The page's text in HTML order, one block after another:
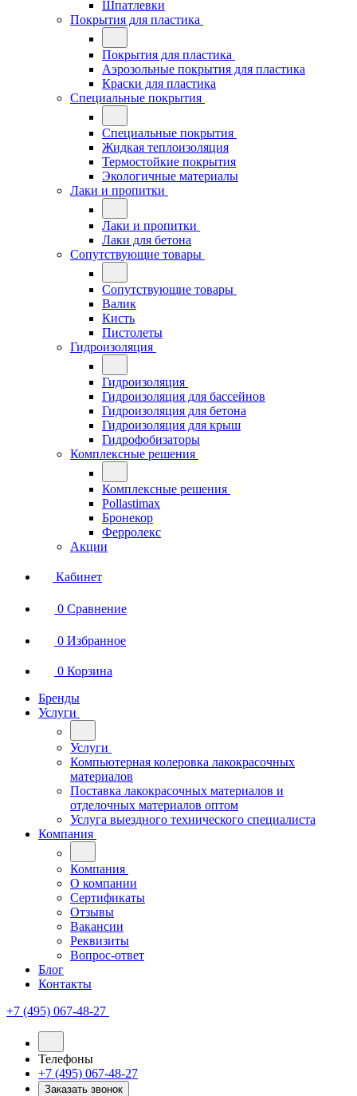
Шпатлевки
Покрытия для пластика
Покрытия для пластика
Аэрозольные покрытия для пластика
Краски для пластика
Специальные покрытия
Специальные покрытия
Жидкая теплоизоляция
Термостойкие покрытия
Экологичные материалы
Лаки и пропитки
Лаки и пропитки
Лаки для бетона
Сопутствующие товары
Сопутствующие товары
Валик
Кисть
Пистолеты
Гидроизоляция
Гидроизоляция
Гидроизоляция для бассейнов
Гидроизоляция для бетона
Гидроизоляция для крыш
Гидрофобизаторы
Комплексные решения
Комплексные решения
Pollastimax
Бронекор
Ферролекс
Акции
Кабинет
0 Сравнение
0 Избранное
0 Корзина
Бренды
Услуги
Услуги
Компьютерная колеровка лакокрасочных
материалов
Поставка лакокрасочных материалов и
отделочных материалов оптом
Услуга выездного технического специалиста
Компания
Компания
О компании
Сертификаты
Отзывы
Вакансии
Реквизиты
Вопрос-ответ
Блог
Контакты
+7 (495) 067-48-27
Телефоны
+7 (495) 067-48-27
Заказать звонок